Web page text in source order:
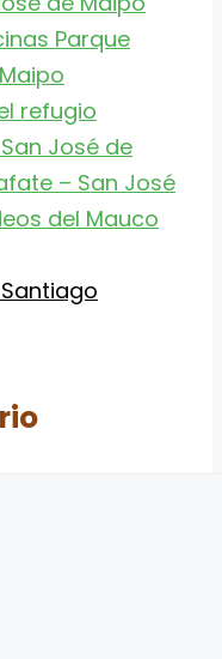
Parque
refugio
José de
– San José
del Mauco